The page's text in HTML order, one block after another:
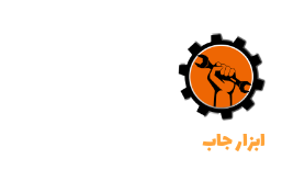
ابزار جاب